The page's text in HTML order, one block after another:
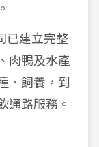
已建立完整
肉鴨及水產
、飼養，到
通路服務。